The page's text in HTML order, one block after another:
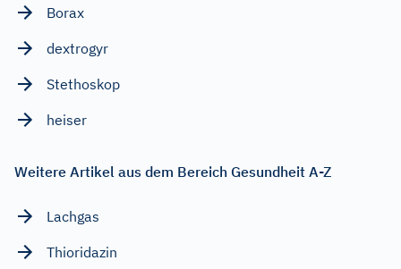
Borax
dextrogyr
Stethoskop
heiser
Weitere Artikel aus dem Bereich Gesundheit A-Z
Lachgas
Thioridazin